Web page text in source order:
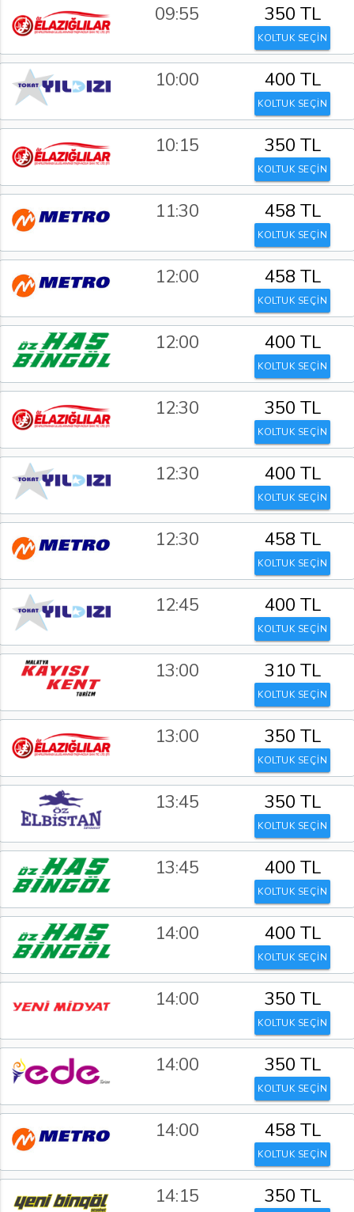
09:55 350 TL
KOLTUK SEÇİN
10:00 400 TL
KOLTUK SEÇİN
10:15 350 TL
KOLTUK SEÇİN
11:30 458 TL
KOLTUK SEÇİN
12:00 458 TL
KOLTUK SEÇİN
12:00 400 TL
KOLTUK SEÇİN
12:30 350 TL
KOLTUK SEÇİN
12:30 400 TL
KOLTUK SEÇİN
12:30 458 TL
KOLTUK SEÇİN
12:45 400 TL
KOLTUK SEÇİN
13:00 310 TL
KOLTUK SEÇİN
13:00 350 TL
KOLTUK SEÇİN
13:45 350 TL
KOLTUK SEÇİN
13:45 400 TL
KOLTUK SEÇİN
14:00 400 TL
KOLTUK SEÇİN
14:00 350 TL
KOLTUK SEÇİN
14:00 350 TL
KOLTUK SEÇİN
14:00 458 TL
KOLTUK SEÇİN
14:15 350 TL